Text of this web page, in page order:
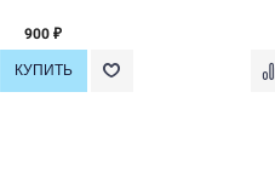
900 ₽